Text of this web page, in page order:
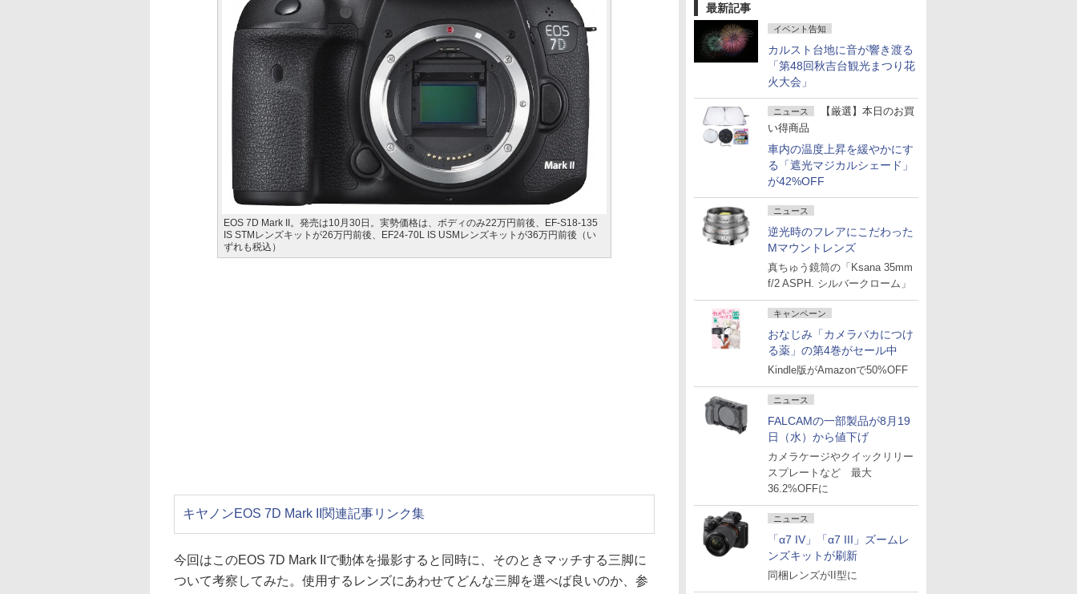
最新記事
イベント告知
カルスト台地に音が響き渡る
「第48回秋吉台観光まつり花
火大会」
ニュース
【厳選】本日のお買
い得商品
車内の温度上昇を緩やかにす
る「遮光マジカルシェード」
が42%OFF
ニュース
逆光時のフレアにこだわった
Mマウントレンズ
真ちゅう鏡筒の「Ksana 35mm
f/2 ASPH. シルバークローム」
キャンペーン
おなじみ「カメラバカにつけ
る薬」の第4巻がセール中
Kindle版がAmazonで50%OFF
ニュース
FALCAMの一部製品が8月19
日（水）から値下げ
カメラケージやクイックリリー
スプレートなど 最大
36.2%OFFに
ニュース
「α7 IV」「α7 III」ズームレ
ンズキットが刷新
同梱レンズがII型に
EOS 7D Mark II。発売は10月30日。実勢価格は、ボディのみ22万円前後、EF-S18-135
IS STMレンズキットが26万円前後、EF24-70L IS USMレンズキットが36万円前後（い
ずれも税込）
キヤノンEOS 7D Mark II関連記事リンク集
今回はこのEOS 7D Mark IIで動体を撮影すると同時に、そのときマッチする三脚に
ついて考察してみた。使用するレンズにあわせてどんな三脚を選べば良いのか、参